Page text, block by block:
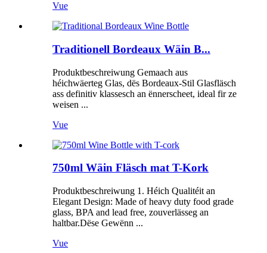
Vue
Traditionell Bordeaux Wäin B...
Produktbeschreiwung Gemaach aus
héichwäerteg Glas, dës Bordeaux-Stil Glasfläsch
ass definitiv klassesch an ënnerscheet, ideal fir ze
weisen ...
Vue
750ml Wäin Fläsch mat T-Kork
Produktbeschreiwung 1. Héich Qualitéit an
Elegant Design: Made of heavy duty food grade
glass, BPA and lead free, zouverlässeg an
haltbar.Dëse Gewënn ...
Vue